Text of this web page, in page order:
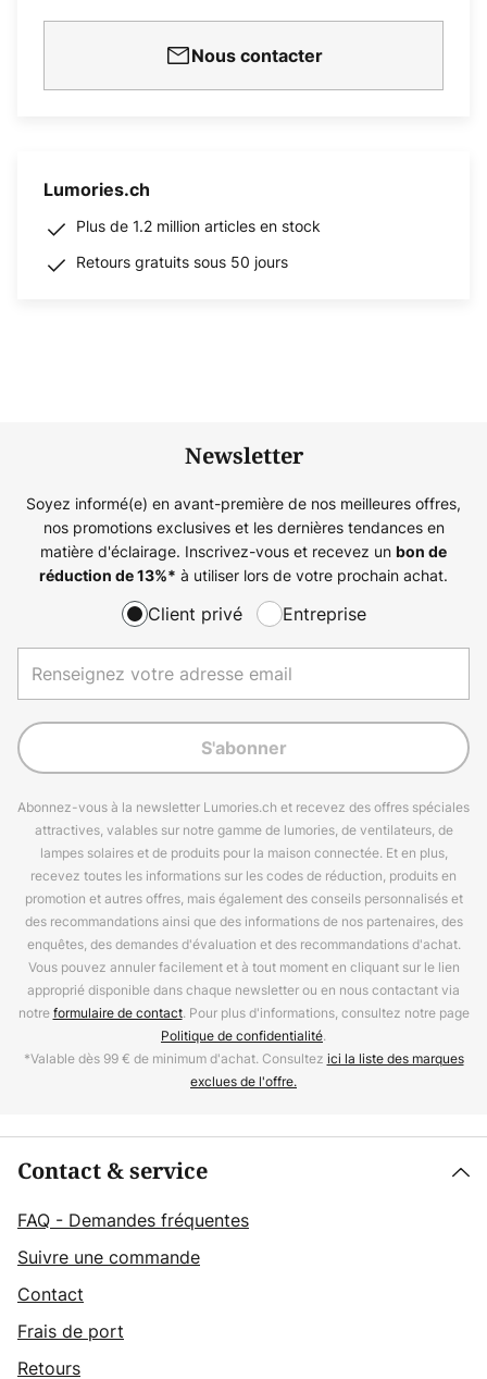
Nous contacter
Lumories.ch
Plus de 1.2 million articles en stock
Retours gratuits sous 50 jours
Newsletter
Soyez informé(e) en avant-première de nos meilleures offres,
nos promotions exclusives et les dernières tendances en
matière d'éclairage. Inscrivez-vous et recevez un bon de
réduction de13%* à utiliser lors de votre prochain achat.
Client privé Entreprise
S'abonner
Abonnez-vous à la newsletter Lumories.ch et recevez des offres spéciales
attractives, valables sur notre gamme de lumories, de ventilateurs, de
lampes solaires et de produits pour la maison connectée. Et en plus,
recevez toutes les informations sur les codes de réduction, produits en
promotion et autres offres, mais également des conseils personnalisés et
des recommandations ainsi que des informations de nos partenaires, des
enquêtes, des demandes d'évaluation et des recommandations d'achat.
Vous pouvez annuler facilement et à tout moment en cliquant sur le lien
approprié disponible dans chaque newsletter ou en nous contactant via
notreformulaire de contact. Pour plus d'informations, consultez notre page
Politique de confidentialité.
*Valable dès 99 € de minimum d'achat. Consultez ici la liste des marques
exclues de l'offre.
Contact & service
FAQ - Demandes fréquentes
Suivre une commande
Contact
Frais de port
Retours